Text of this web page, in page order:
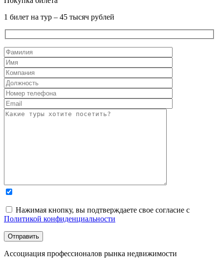
1 билет на тур – 45 тысяч рублей
Нажимая кнопку, вы подтверждаете свое согласие с
Политикой конфиденциальности
Ассоциация профессионалов рынка недвижимости